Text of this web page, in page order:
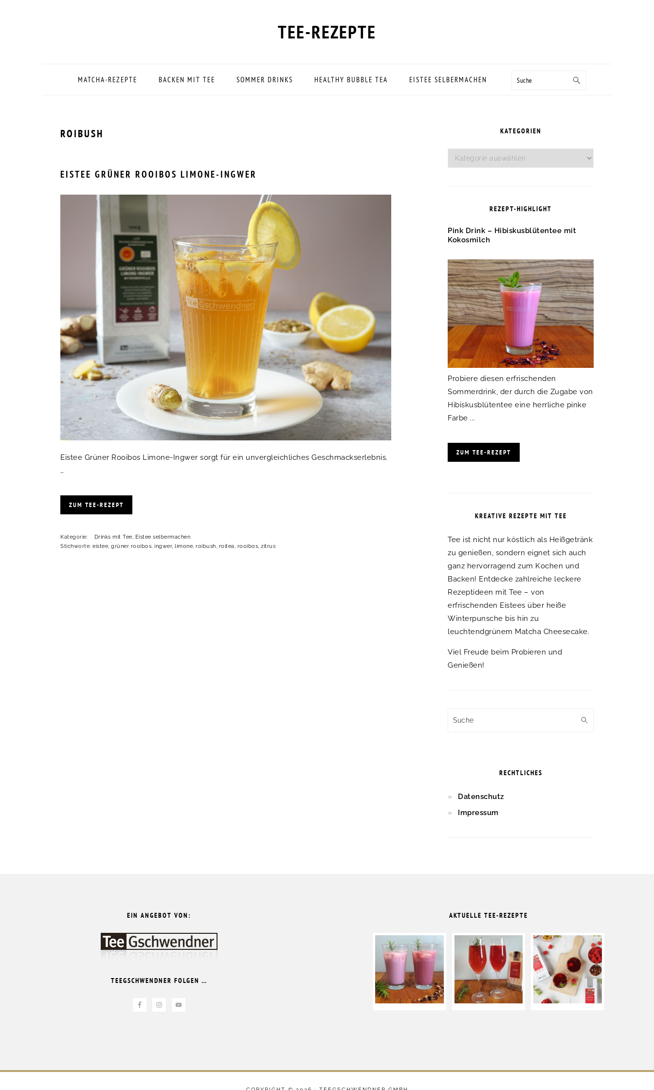
TEE-REZEPTE
MATCHA-REZEPTE BACKEN MIT TEE SOMMER DRINKS HEALTHY BUBBLE TEA EISTEE SELBERMACHEN Suche
ROIBUSH
EISTEE GRÜNER ROOIBOS LIMONE-INGWER
Eistee Grüner Rooibos Limone-Ingwer sorgt für ein unvergleichliches Geschmackserlebnis.
…
ZUM TEE-REZEPT
Kategorie: Drinks mit Tee, Eistee selbermachen
Stichworte: eistee, grüner rooibos, ingwer, limone, roibush, roitea, rooibos, zitrus
KATEGORIEN
Kategorien
REZEPT-HIGHLIGHT
Pink Drink – Hibiskusblütentee mit
Kokosmilch
Probiere diesen erfrischenden
Sommerdrink, der durch die Zugabe von
Hibiskusblütentee eine herrliche pinke
Farbe ...
ZUM TEE-REZEPT
KREATIVE REZEPTE MIT TEE
Tee ist nicht nur köstlich als Heißgetränk
zu genießen, sondern eignet sich auch
ganz hervorragend zum Kochen und
Backen! Entdecke zahlreiche leckere
Rezeptideen mit Tee – von
erfrischenden Eistees über heiße
Winterpunsche bis hin zu
leuchtendgrünem Matcha Cheesecake.
Viel Freude beim Probieren und
Genießen!
Suche
RECHTLICHES
Datenschutz
Impressum
EIN ANGEBOT VON:
TEEGSCHWENDNER FOLGEN …
AKTUELLE TEE-REZEPTE